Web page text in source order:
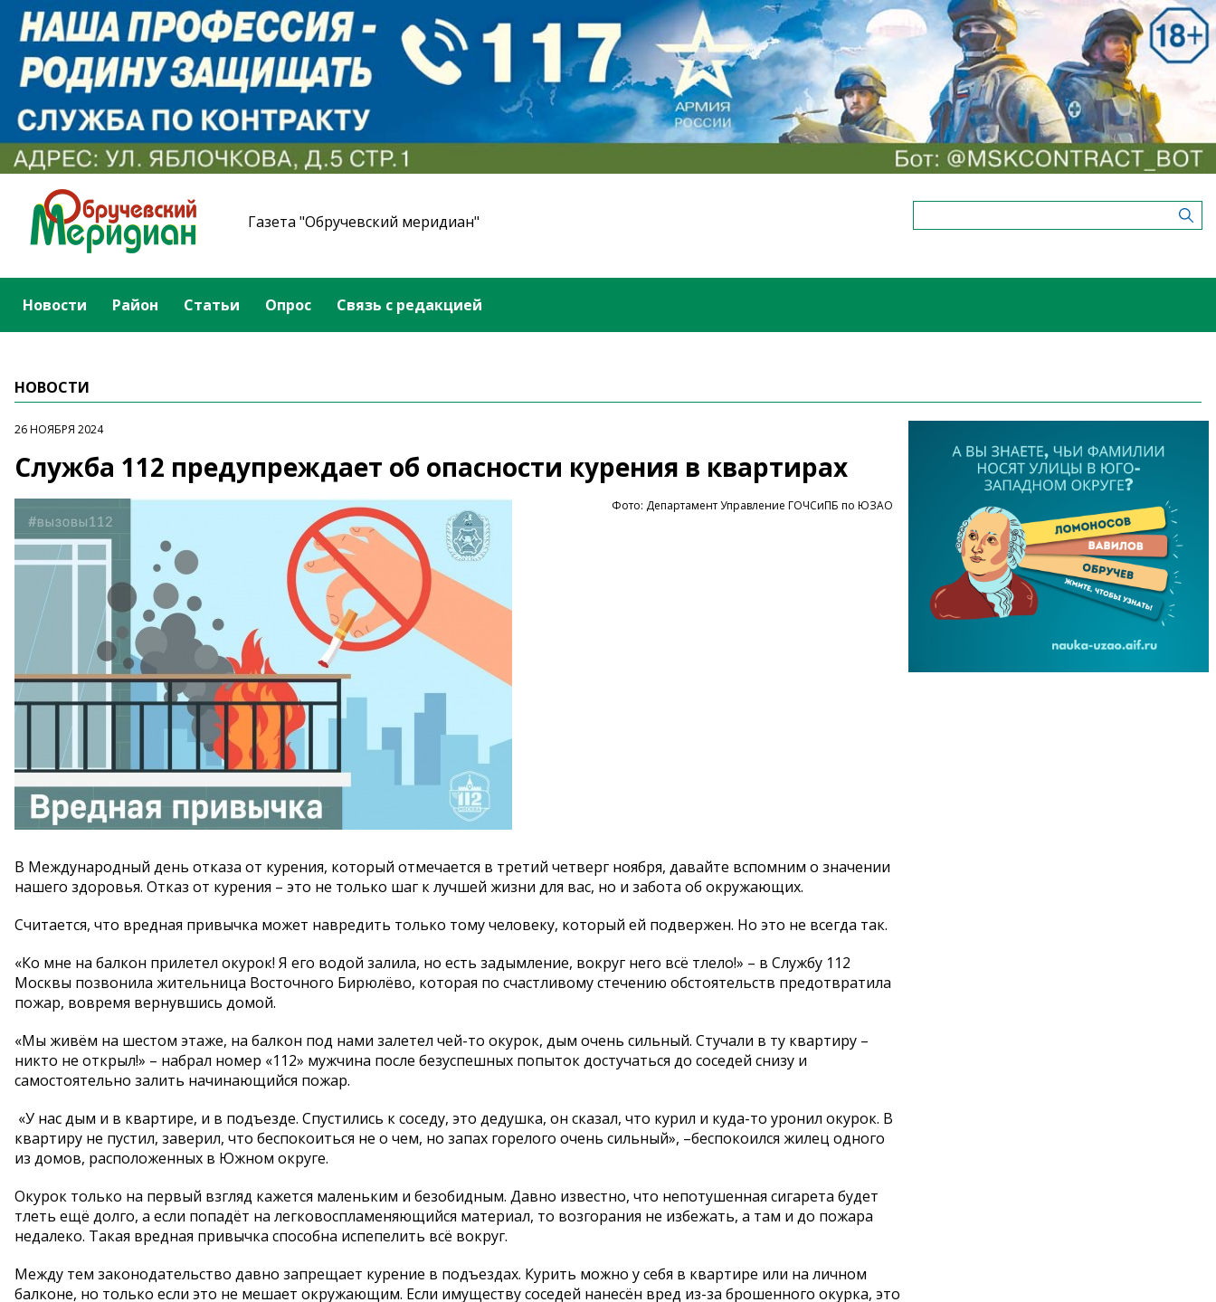
Газета "Обручевский меридиан"
Новости Район Статьи Опрос Связь с редакцией
НОВОСТИ
26 НОЯБРЯ 2024
Служба 112 предупреждает об опасности курения в квартирах
Фото: Департамент Управление ГОЧСиПБ по ЮЗАО
В Международный день отказа от курения, который отмечается в третий четверг ноября, давайте вспомним о значении
нашего здоровья. Отказ от курения – это не только шаг к лучшей жизни для вас, но и забота об окружающих.
Считается, что вредная привычка может навредить только тому человеку, который ей подвержен. Но это не всегда так.
«Ко мне на балкон прилетел окурок! Я его водой залила, но есть задымление, вокруг него всё тлело!» – в Службу 112
Москвы позвонила жительница Восточного Бирюлёво, которая по счастливому стечению обстоятельств предотвратила
пожар, вовремя вернувшись домой.
«Мы живём на шестом этаже, на балкон под нами залетел чей-то окурок, дым очень сильный. Стучали в ту квартиру –
никто не открыл!» – набрал номер «112» мужчина после безуспешных попыток достучаться до соседей снизу и
самостоятельно залить начинающийся пожар.
«У нас дым и в квартире, и в подъезде. Спустились к соседу, это дедушка, он сказал, что курил и куда-то уронил окурок. В
квартиру не пустил, заверил, что беспокоиться не о чем, но запах горелого очень сильный», –беспокоился жилец одного
из домов, расположенных в Южном округе.
Окурок только на первый взгляд кажется маленьким и безобидным. Давно известно, что непотушенная сигарета будет
тлеть ещё долго, а если попадёт на легковоспламеняющийся материал, то возгорания не избежать, а там и до пожара
недалеко. Такая вредная привычка способна испепелить всё вокруг.
Между тем законодательство давно запрещает курение в подъездах. Курить можно у себя в квартире или на личном
балконе, но только если это не мешает окружающим. Если имуществу соседей нанесён вред из-за брошенного окурка, это